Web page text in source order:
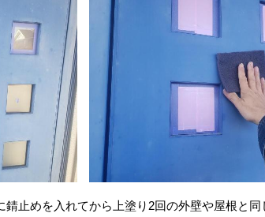
止めを入れてから上塗り2回の外壁や屋根と同